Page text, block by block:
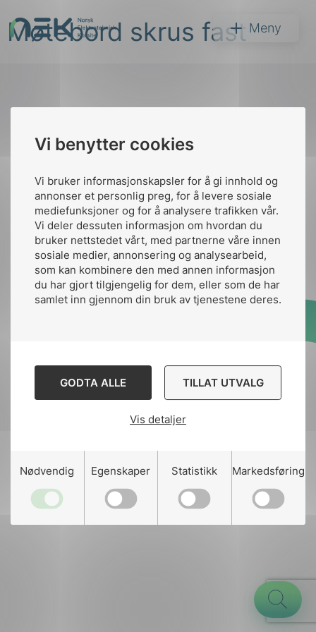
Vi benytter cookies
Vi bruker informasjonskapsler for å gi innhold og
annonser et personlig preg, for å levere sosiale
mediefunksjoner og for å analysere trafikken vår.
Vi deler dessuten informasjon om hvordan du
bruker nettstedet vårt, med partnerne våre innen
sosiale medier, annonsering og analysearbeid,
som kan kombinere den med annen informasjon
du har gjort tilgjengelig for dem, eller som de har
samlet inn gjennom din bruk av tjenestene deres.
GODTA ALLE TILLAT UTVALG
Vis detaljer
Nødvendig Egenskaper Statistikk Markedsføring
til
innhold
NEK Meny
Søk
Møtebord skrus fast
Kontakt oss
Ansatte
nek@nek.no
Kontakt
Bruk av Cookies